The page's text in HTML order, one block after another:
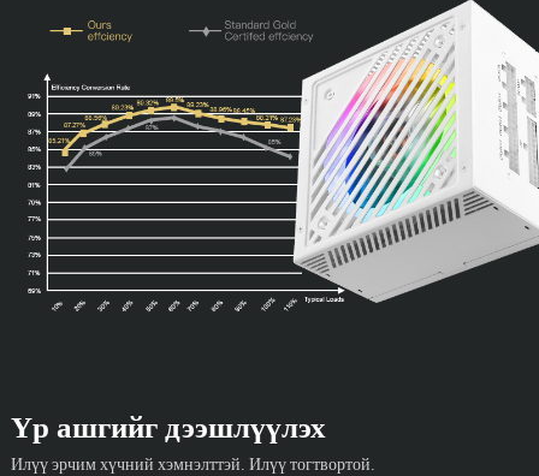
Үр ашгийг дээшлүүлэх
Илүү эрчим хүчний хэмнэлттэй. Илүү тогтвортой.